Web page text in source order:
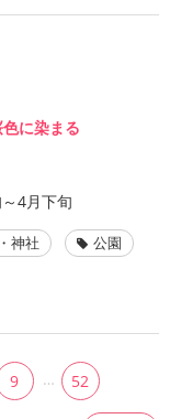
に染まる
4月下旬
神社 公園
9 … 52